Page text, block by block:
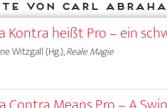
von Carl
Kontra heißt Pro – ein
Witzgall (Hg.),Reale Magie